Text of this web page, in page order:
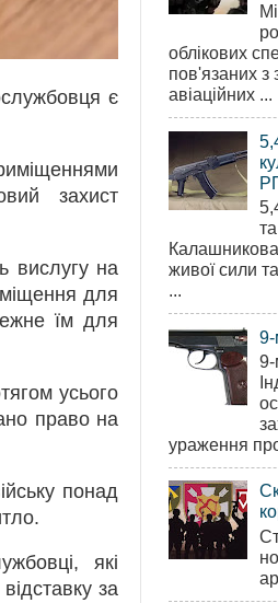
є
захист
вислугу на
для
їм для
усього
право на
понад
які
за
облікових
пов'язаних з
авіаційних ...
живої сили
...
ураження